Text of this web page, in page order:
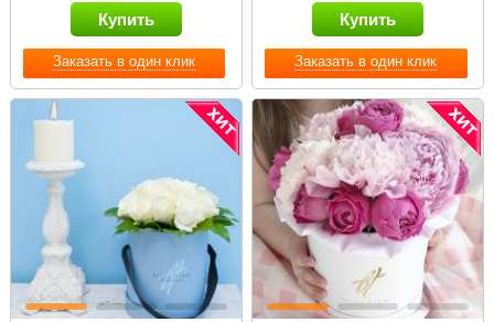
Заказать в один клик
Купить
Заказать в один клик
Купить